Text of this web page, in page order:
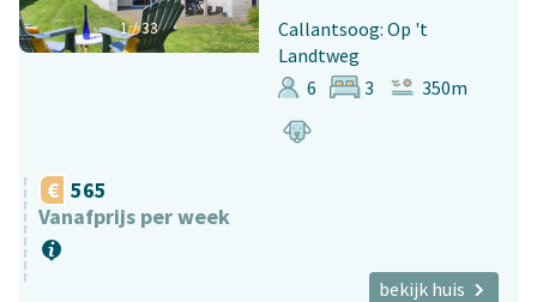
1/33
Callantsoog: Op 't
Landtweg
6
3 350m
565
Vanafprijs per week
bekijk huis